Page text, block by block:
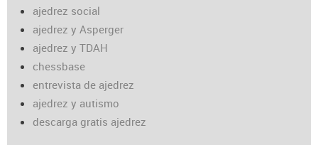
ajedrez social
ajedrez y Asperger
ajedrez y TDAH
chessbase
entrevista de ajedrez
ajedrez y autismo
descarga gratis ajedrez